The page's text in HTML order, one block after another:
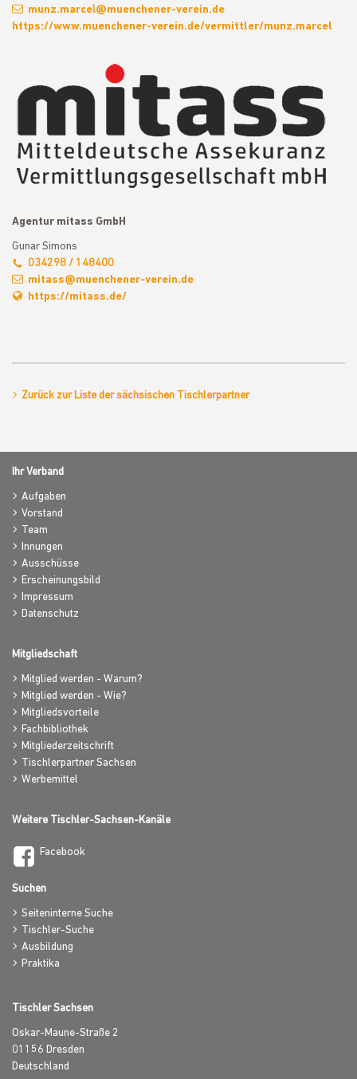
munz.marcel@muenchener-verein.de
https://www.muenchener-verein.de/vermittler/munz.marcel
Agentur mitass GmbH
Gunar Simons
034298 / 148400
mitass@muenchener-verein.de
https://mitass.de/
Zurück zur Liste der sächsischen Tischlerpartner
Ihr Verband
Aufgaben
Vorstand
Team
Innungen
Ausschüsse
Erscheinungsbild
Impressum
Datenschutz
Mitgliedschaft
Mitglied werden - Warum?
Mitglied werden - Wie?
Mitgliedsvorteile
Fachbibliothek
Mitgliederzeitschrift
Tischlerpartner Sachsen
Werbemittel
Weitere Tischler-Sachsen-Kanäle
Facebook
Suchen
Seiteninterne Suche
Tischler-Suche
Ausbildung
Praktika
Tischler Sachsen
Oskar-Maune-Straße 2
01156 Dresden
Deutschland